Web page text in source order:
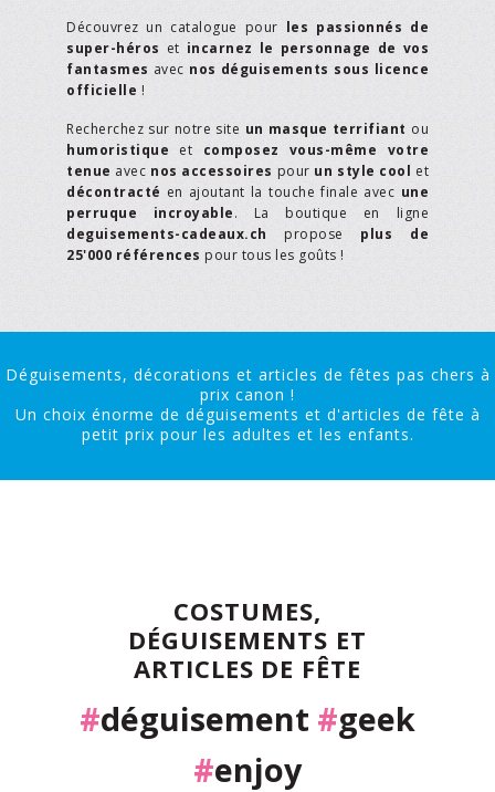
Découvrez un catalogue pour les passionnés de
super-héros et incarnez le personnage de vos
fantasmes avec nos déguisements sous licence
officielle !
Recherchez sur notre site un masque terrifiant ou
humoristique et composez vous-même votre
tenue avec nos accessoires pour un style cool et
décontracté en ajoutant la touche finale avec une
perruque incroyable. La boutique en ligne
deguisements-cadeaux.ch propose plus de
25'000 références pour tous les goûts !
Déguisements, décorations et articles de fêtes pas chers à
prix canon !
Un choix énorme de déguisements et d'articles de fête à
petit prix pour les adultes et les enfants.
COSTUMES,
DÉGUISEMENTS ET
ARTICLES DE FÊTE
#déguisement #geek
#enjoy